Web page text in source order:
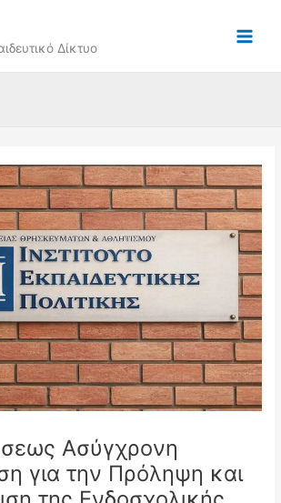
Δίκτυο
Ασύγχρονη
για την Πρόληψη και